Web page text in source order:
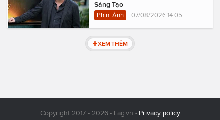
Sáng Tạo
Phim Ảnh 07/08/2026 14:05
XEM THÊM
Copyright 2017 - 2026 - Lag.vn - Privacy policy